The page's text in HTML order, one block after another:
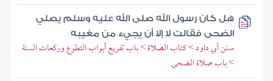
هل كان رسول الله صلى الله عليه وسلم يصلي
الضحى فقالت لا إلا أن يجيء من مغيبه
سنن أبي داود > كتاب الصلاة > باب تفريع أبواب التطوع وركعات السنة
> باب صلاة الضحى